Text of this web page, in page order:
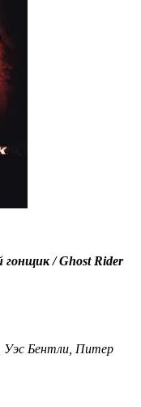
гонщик / Ghost Rider
Уэс Бентли, Питер